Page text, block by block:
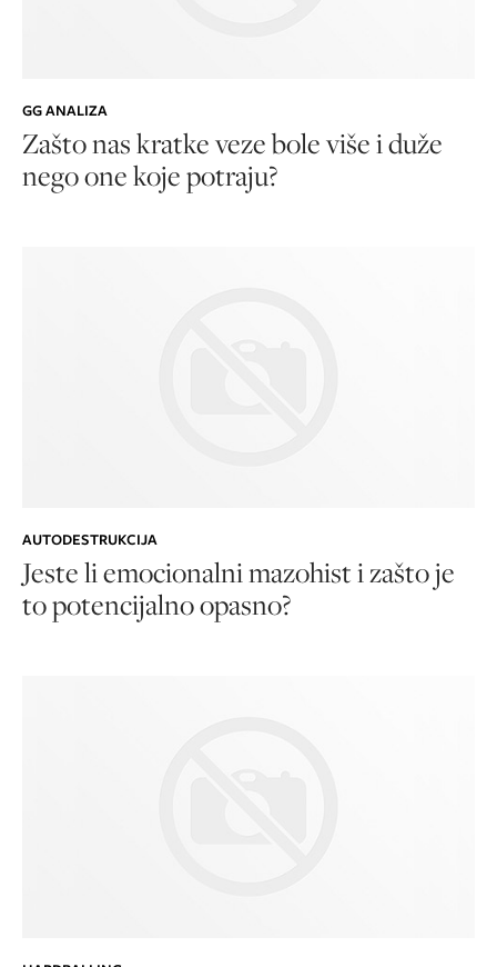
GG ANALIZA
Zašto nas kratke veze bole više i duže
nego one koje potraju?
AUTODESTRUKCIJA
Jeste li emocionalni mazohist i zašto je
to potencijalno opasno?